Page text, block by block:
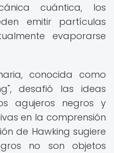
cuántica, los
emitir partículas
evaporarse
conocida como
desafió las ideas
agujeros negros y
en la comprensión
de Hawking sugiere
no son objetos